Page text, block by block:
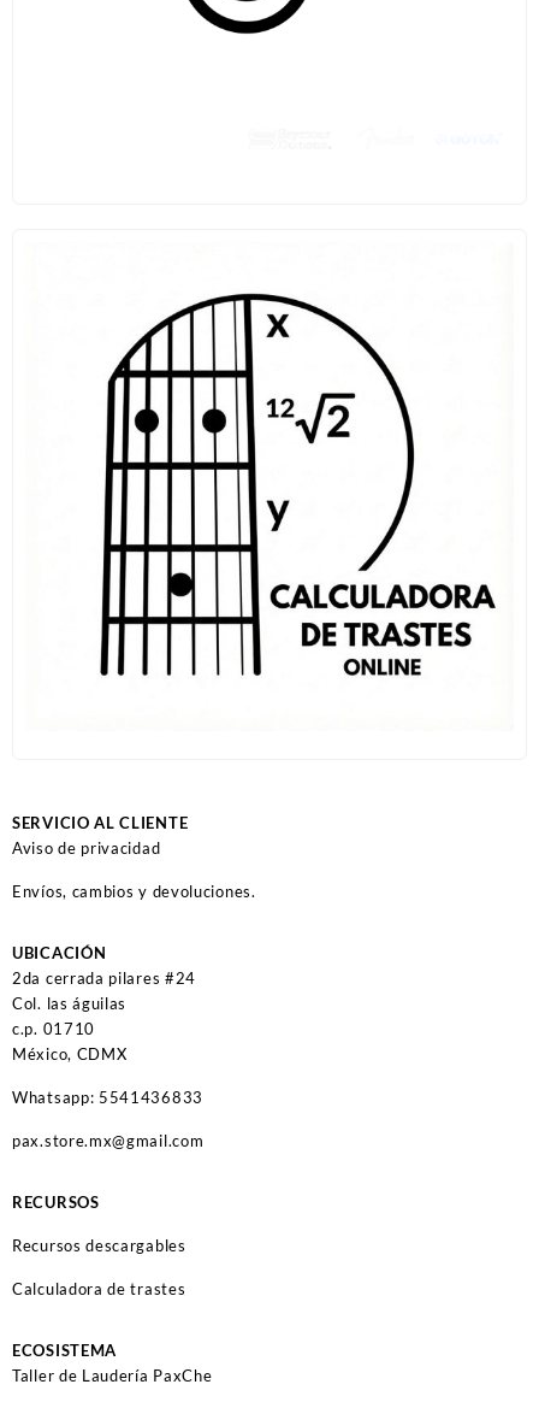
SERVICIO AL CLIENTE
Aviso de privacidad
Envíos, cambios y devoluciones.
UBICACIÓN
2da cerrada pilares #24
Col. las águilas
c.p. 01710
México, CDMX
Whatsapp: 5541436833
pax.store.mx@gmail.com
RECURSOS
Recursos descargables
Calculadora de trastes
ECOSISTEMA
Taller de Laudería PaxChe